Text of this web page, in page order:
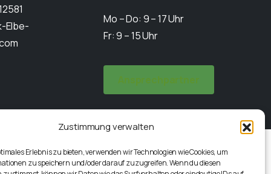
Zustimmung verwalten
Erlebnis zu bieten, verwenden wir Technologien wie Cookies, um
zu speichern und/oder darauf zuzugreifen. Wenn du diesen
Elbe-
Mo – Do: 9 – 17 Uhr
Fr: 9 – 15 Uhr
Ansprechpartner